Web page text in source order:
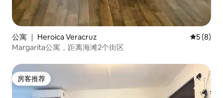
公寓 ｜ Heroica Veracruz 平均评分
5 (8)
Margarita公寓，距离海滩2个街区
房客推荐
房客推荐